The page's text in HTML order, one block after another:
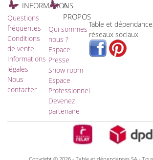
INFORMATIONS
Questions
fréquentes
Conditions
de vente
Informations
légales
Nous
contacter
A
PROPOS
Qui sommes
nous ?
Espace
Presse
Show room
Espace
Professionnel
Devenez
partenaire
Table et
réseaux sociaux